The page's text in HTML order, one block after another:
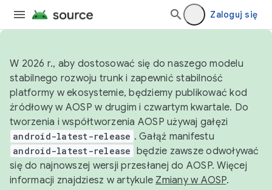
Zaloguj się
W 2026 r., aby dostosować się do naszego modelu
stabilnego rozwoju trunk i zapewnić stabilność
platformy w ekosystemie, będziemy publikować kod
źródłowy w AOSP w drugim i czwartym kwartale. Do
tworzenia i współtworzenia AOSP używaj gałęzi
android-latest-release . Gałąź manifestu
android-latest-release będzie zawsze odwoływać
się do najnowszej wersji przesłanej do AOSP. Więcej
informacji znajdziesz w artykule Zmiany w AOSP.